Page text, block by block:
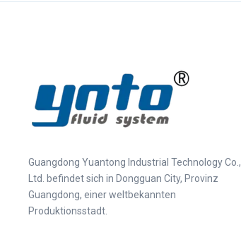
Guangdong Yuantong Industrial Technology Co.,
Ltd. befindet sich in Dongguan City, Provinz
Guangdong, einer weltbekannten
Produktionsstadt.